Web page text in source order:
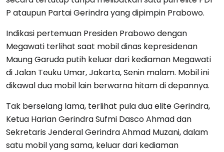
P ataupun Partai Gerindra yang dipimpin Prabowo.
Indikasi pertemuan Presiden Prabowo dengan
Megawati terlihat saat mobil dinas kepresidenan
Maung Garuda putih keluar dari kediaman Megawati
di Jalan Teuku Umar, Jakarta, Senin malam. Mobil ini
dikawal dua mobil lain berwarna hitam di depannya.
Tak berselang lama, terlihat pula dua elite Gerindra,
Ketua Harian Gerindra Sufmi Dasco Ahmad dan
Sekretaris Jenderal Gerindra Ahmad Muzani, dalam
satu mobil yang sama, keluar dari kediaman